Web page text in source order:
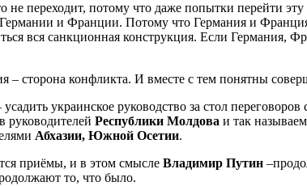
не переходит, потому что даже попытки перейти
и Франции. Потому что Германия и
вся санкционная конструкция. Если
– сторона конфликта. И вместе с тем понятны
украинское руководство за стол
руководителей Республики Молдова и так
Абхазии, Южной Осетии.
приёмы, и в этом смысле Владимир Путин
то, что было.